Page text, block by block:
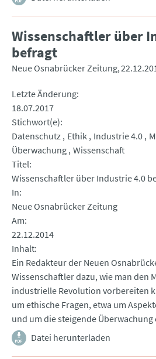
Wissenschaftler über
befragt
Neue Osnabrücker Zeitung
Letzte Änderung
18.07.2017
Stichwort(e)
Datenschutz Ethik Industrie 4.0
Überwachung Wissenschaft
Titel
Wissenschaftler über Industrie 4.0
In
Neue Osnabrücker Zeitung
Am
22.12.2014
Inhalt
Ein Redakteur der Neuen
Wissenschaftler dazu, wie man den
industrielle Revolution vorbereiten
um ethische Fragen, etwa um
und um die steigende
Datei herunterladen